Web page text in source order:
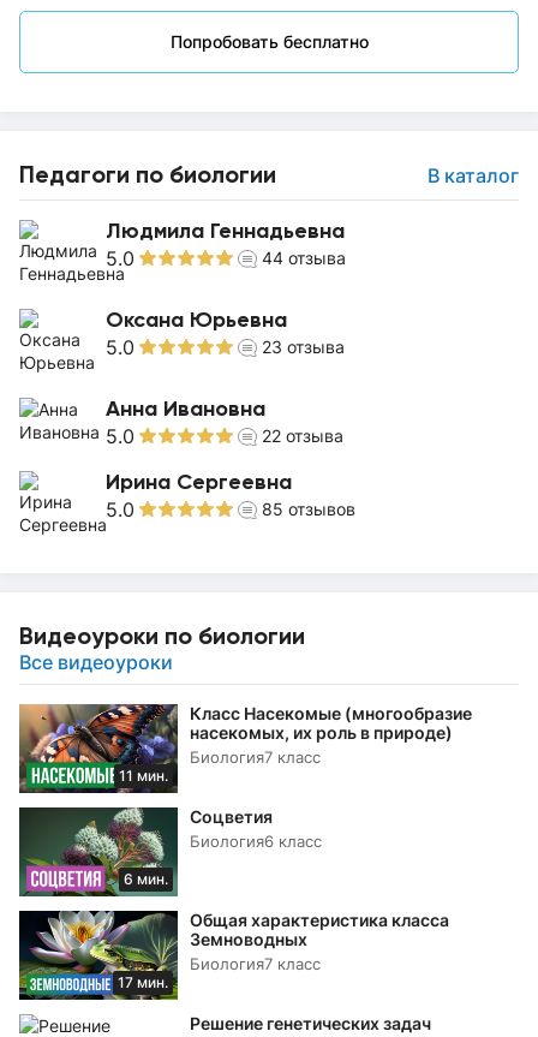
Попробовать бесплатно
Педагоги по биологии В каталог
Людмила Геннадьевна
5.0 44 отзыва
Оксана Юрьевна
5.0 23 отзыва
Анна Ивановна
5.0 22 отзыва
Ирина Сергеевна
5.0 85 отзывов
Видеоуроки по биологии
Все видеоуроки
11 мин.
Класс Насекомые (многообразие
насекомых, их роль в природе)
Биология7 класс
6 мин.
Соцветия
Биология6 класс
17 мин.
Общая характеристика класса
Земноводных
Биология7 класс
Решение генетических задач